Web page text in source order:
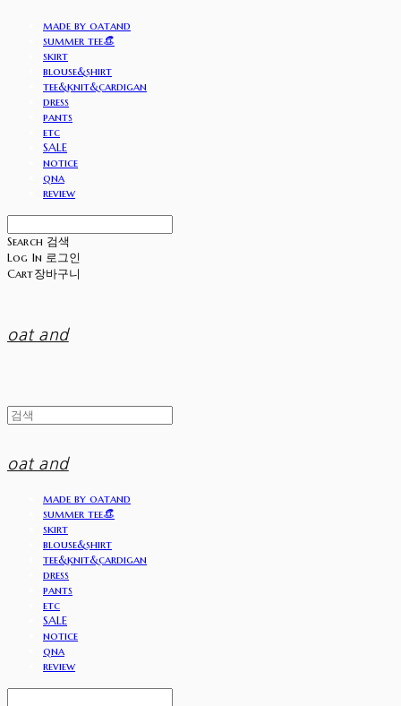
made by oatand
summer tee👒
skirt
blouse&shirt
tee&knit&cardigan
dress
pants
etc
SALE
notice
qna
review
Search 검색
Log In 로그인
Cart장바구니
oat and
oat and
made by oatand
summer tee👒
skirt
blouse&shirt
tee&knit&cardigan
dress
pants
etc
SALE
notice
qna
review